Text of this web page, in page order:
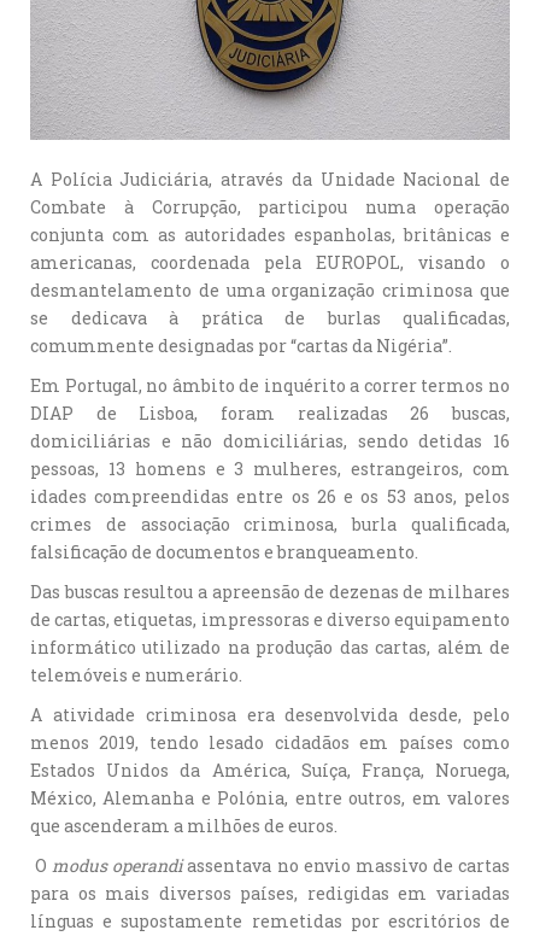
A Polícia Judiciária, através da Unidade Nacional de
Combate à Corrupção, participou numa operação
conjunta com as autoridades espanholas, britânicas e
americanas, coordenada pela EUROPOL, visando o
desmantelamento de uma organização criminosa que
se dedicava à prática de burlas qualificadas,
comummente designadas por “cartas da Nigéria”.
Em Portugal, no âmbito de inquérito a correr termos no
DIAP de Lisboa, foram realizadas 26 buscas,
domiciliárias e não domiciliárias, sendo detidas 16
pessoas, 13 homens e 3 mulheres, estrangeiros, com
idades compreendidas entre os 26 e os 53 anos, pelos
crimes de associação criminosa, burla qualificada,
falsificação de documentos e branqueamento.
Das buscas resultou a apreensão de dezenas de milhares
de cartas, etiquetas, impressoras e diverso equipamento
informático utilizado na produção das cartas, além de
telemóveis e numerário.
A atividade criminosa era desenvolvida desde, pelo
menos 2019, tendo lesado cidadãos em países como
Estados Unidos da América, Suíça, França, Noruega,
México, Alemanha e Polónia, entre outros, em valores
que ascenderam a milhões de euros.
Omodus operandiassentava no envio massivo de cartas
para os mais diversos países, redigidas em variadas
línguas e supostamente remetidas por escritórios de